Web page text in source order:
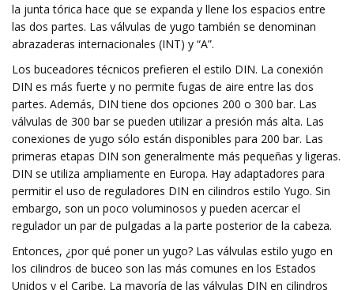
la junta tórica hace que se expanda y llene los espacios entre
las dos partes. Las válvulas de yugo también se denominan
abrazaderas internacionales (INT) y “A”.
Los buceadores técnicos prefieren el estilo DIN. La conexión
DIN es más fuerte y no permite fugas de aire entre las dos
partes. Además, DIN tiene dos opciones 200 o 300 bar. Las
válvulas de 300 bar se pueden utilizar a presión más alta. Las
conexiones de yugo sólo están disponibles para 200 bar. Las
primeras etapas DIN son generalmente más pequeñas y ligeras.
DIN se utiliza ampliamente en Europa. Hay adaptadores para
permitir el uso de reguladores DIN en cilindros estilo Yugo. Sin
embargo, son un poco voluminosos y pueden acercar el
regulador un par de pulgadas a la parte posterior de la cabeza.
Entonces, ¿por qué poner un yugo? Las válvulas estilo yugo en
los cilindros de buceo son las más comunes en los Estados
Unidos y el Caribe. La mayoría de las válvulas DIN en cilindros